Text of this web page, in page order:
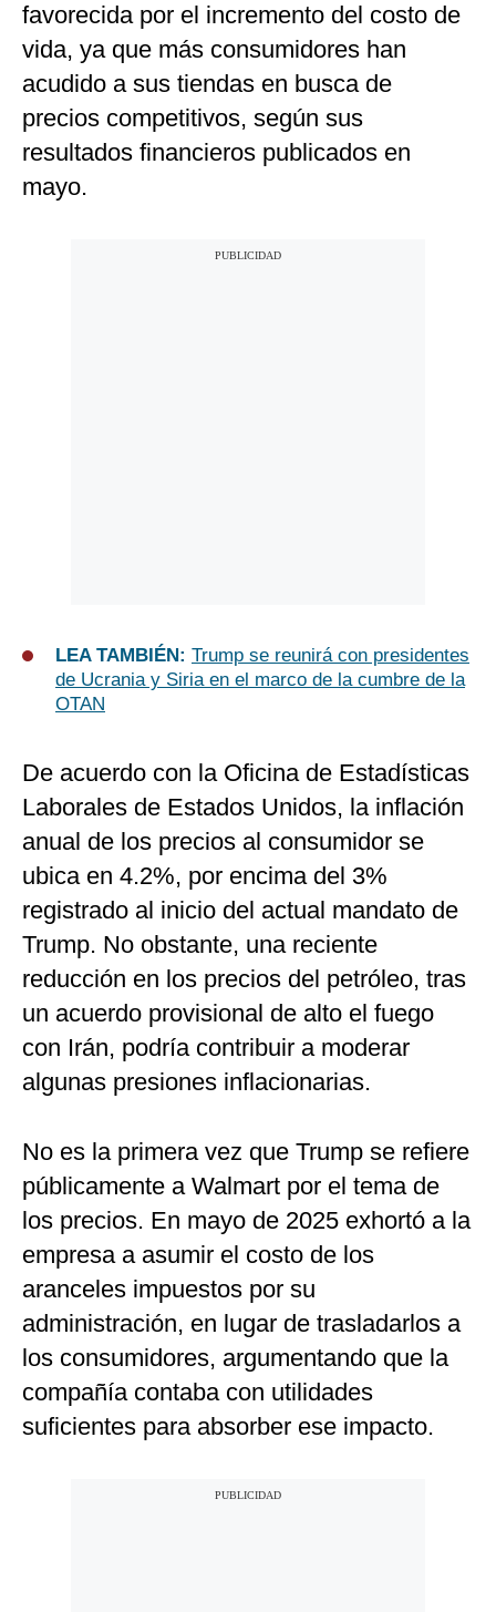
favorecida por el incremento del costo de
vida, ya que más consumidores han
acudido a sus tiendas en busca de
precios competitivos, según sus
resultados financieros publicados en
mayo.
LEA TAMBIÉN: Trump se reunirá con presidentes
de Ucrania y Siria en el marco de la cumbre de la
OTAN
De acuerdo con la Oficina de Estadísticas
Laborales de Estados Unidos, la inflación
anual de los precios al consumidor se
ubica en 4.2%, por encima del 3%
registrado al inicio del actual mandato de
Trump. No obstante, una reciente
reducción en los precios del petróleo, tras
un acuerdo provisional de alto el fuego
con Irán, podría contribuir a moderar
algunas presiones inflacionarias.
No es la primera vez que Trump se refiere
públicamente a Walmart por el tema de
los precios. En mayo de 2025 exhortó a la
empresa a asumir el costo de los
aranceles impuestos por su
administración, en lugar de trasladarlos a
los consumidores, argumentando que la
compañía contaba con utilidades
suficientes para absorber ese impacto.